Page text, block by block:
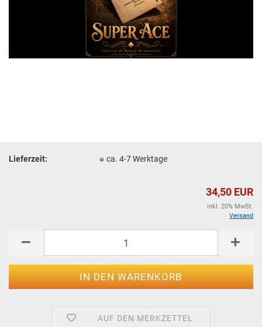
Lieferzeit: ca. 4-7 Werktage
34,50 EUR
inkl. 20% MwSt.
Versand
AUF DEN MERKZETTEL